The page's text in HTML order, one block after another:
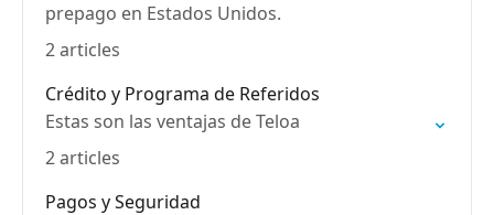
prepago en Estados Unidos.
2 articles
Crédito y Programa de Referidos
Estas son las ventajas de Teloa
2 articles
Pagos y Seguridad